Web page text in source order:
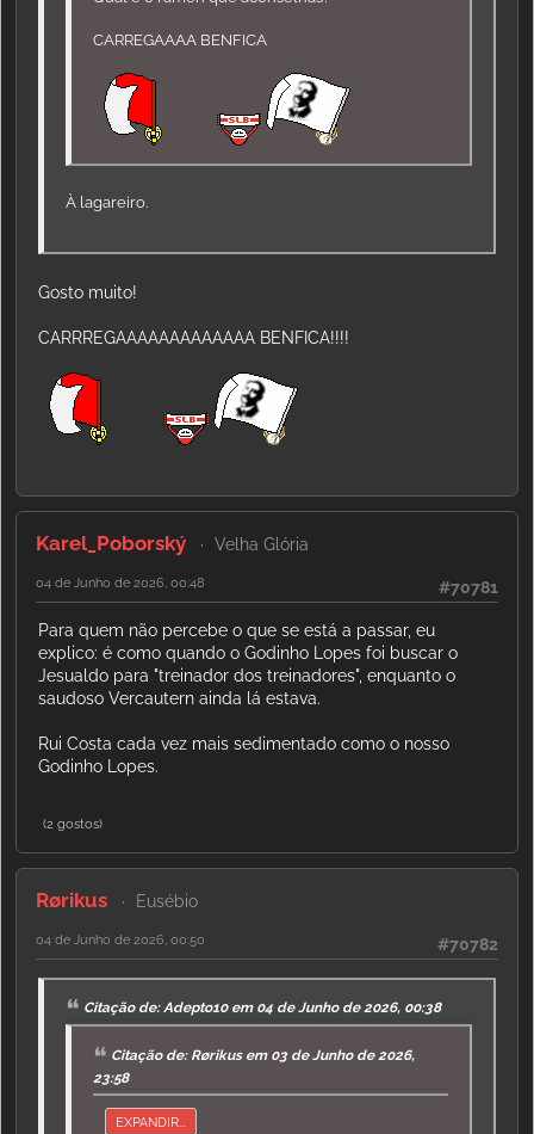
CARREGAAAA BENFICA
À lagareiro.
Gosto muito!
CARRREGAAAAAAAAAAAAA BENFICA!!!!
Karel_Poborský Velha Glória
#70781
04 de Junho de 2026, 00:48
Para quem não percebe o que se está a passar, eu
explico: é como quando o Godinho Lopes foi buscar o
Jesualdo para "treinador dos treinadores", enquanto o
saudoso Vercautern ainda lá estava.
Rui Costa cada vez mais sedimentado como o nosso
Godinho Lopes.
(2 gostos)
Rørikus Eusébio
#70782
04 de Junho de 2026, 00:50
Citação de: Adepto10 em 04 de Junho de 2026, 00:38
Citação de: Rørikus em 03 de Junho de 2026,
23:58
EXPANDIR...